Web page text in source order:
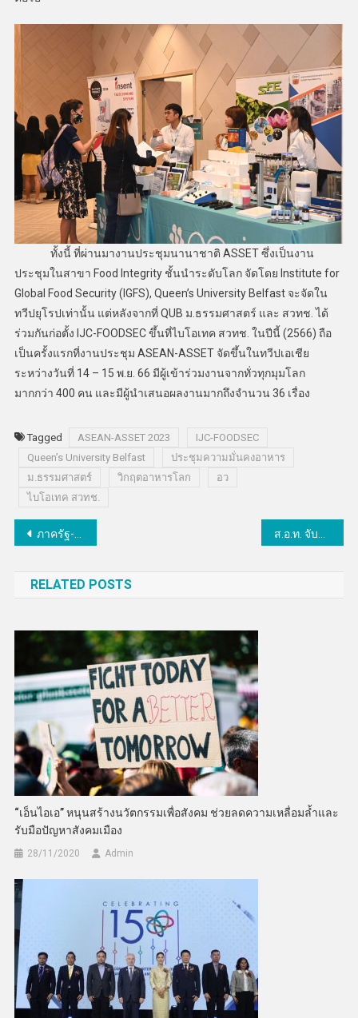
ทั้งนี้ ที่ผ่านมางานประชุมนานาชาติ ASSET ซึ่งเป็นงาน
ประชุมในสาขา Food Integrity ชั้นนำระดับโลก จัดโดย Institute for
Global Food Security (IGFS), Queen’s University Belfast จะจัดใน
ทวีปยุโรปเท่านั้น แต่หลังจากที่ QUB ม.ธรรมศาสตร์ และ สวทช. ได้
ร่วมกันก่อตั้ง IJC-FOODSEC ขึ้นที่ไบโอเทค สวทช. ในปีนี้ (2566) ถือ
เป็นครั้งแรกที่งานประชุม ASEAN-ASSET จัดขึ้นในทวีปเอเชีย
ระหว่างวันที่ 14 – 15 พ.ย. 66 มีผู้เข้าร่วมงานจากทั่วทุกมุมโลก
มากกว่า 400 คน และมีผู้นำเสนอผลงานมากถึงจำนวน 36 เรื่อง
Tagged ASEAN-ASSET 2023
IJC-FOODSEC
Queen’s University Belfast
ประชุมความมั่นคงอาหาร
ม.ธรรมศาสตร์
วิกฤตอาหารโลก
อว
ไบโอเทค สวทช.
แนะแนว
ภาครัฐ-เอกชนเตรียมจัด “ดิจิเทค อาเซียน ไทยแลนด์ 2023”
RELATED POSTS
“เอ็นไอเอ” หนุนสร้างนวัตกรรมเพื่อสังคม ช่วยลดความเหลื่อมล้ำและ
รับมือปัญหาสังคมเมือง
28/11/2020 Admin